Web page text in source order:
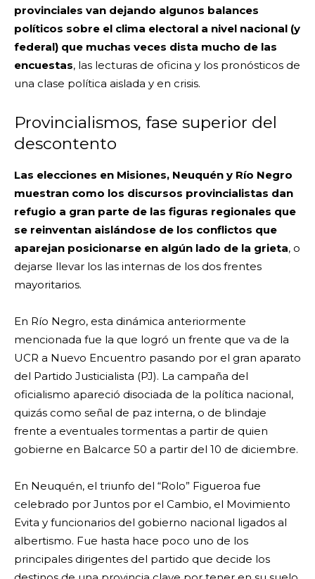
provinciales van dejando algunos balances
políticos sobre el clima electoral a nivel nacional (y
federal) que muchas veces dista mucho de las
encuestas, las lecturas de oficina y los pronósticos de
una clase política aislada y en crisis.
Provincialismos, fase superior del
descontento
Las elecciones en Misiones, Neuquén y Río Negro
muestran como los discursos provincialistas dan
refugio a gran parte de las figuras regionales que
se reinventan aislándose de los conflictos que
aparejan posicionarse en algún lado de la grieta, o
dejarse llevar los las internas de los dos frentes
mayoritarios.
En Río Negro, esta dinámica anteriormente
mencionada fue la que logró un frente que va de la
UCR a Nuevo Encuentro pasando por el gran aparato
del Partido Justicialista (PJ). La campaña del
oficialismo apareció disociada de la política nacional,
quizás como señal de paz interna, o de blindaje
frente a eventuales tormentas a partir de quien
gobierne en Balcarce 50 a partir del 10 de diciembre.
En Neuquén, el triunfo del “Rolo” Figueroa fue
celebrado por Juntos por el Cambio, el Movimiento
Evita y funcionarios del gobierno nacional ligados al
albertismo. Fue hasta hace poco uno de los
principales dirigentes del partido que decide los